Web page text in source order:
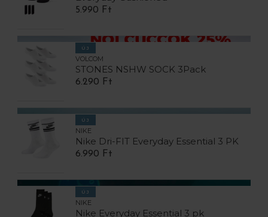
5.990 Ft
ÚJ
VOLCOM
STONES NSHW SOCK 3Pack
6.290 Ft
ÚJ
NIKE
Nike Dri-FIT Everyday Essential 3 PK
6.990 Ft
ÚJ
NIKE
Nike Everyday Essential 3 pk